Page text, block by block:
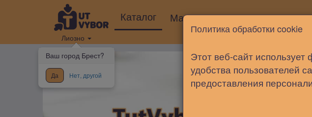
Лиозно
Ваш город Брест?
Да Нет, другой
Каталог Магазины Новости Статьи
Политика обработки cookie
Этот веб-сайт
удобства пользователей
предоставления